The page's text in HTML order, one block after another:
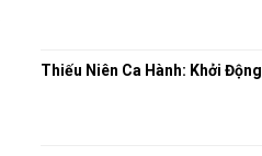
Thiếu Niên Ca Hành: Khởi Động